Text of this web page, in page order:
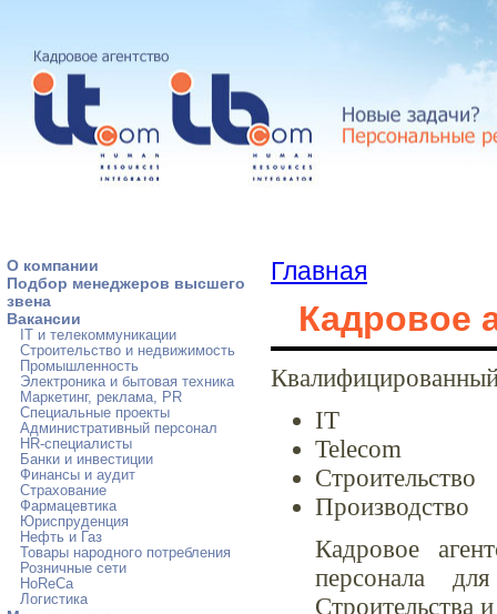
О компании
Подбор менеджеров высшего
звена
Вакансии
IT и телекоммуникации
Строительство и недвижимость
Промышленность
Электроника и бытовая техника
Маркетинг, реклама, PR
Специальные проекты
Административный персонал
HR-специалисты
Банки и инвестиции
Финансы и аудит
Страхование
Фармацевтика
Юриспруденция
Нефть и Газ
Товары народного потребления
Розничные сети
HoReCa
Логистика
Главная
Кадровое
IT
Telecom
Строительство
Производство
Кадровое
персонала
Строительства